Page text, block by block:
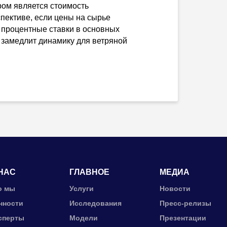
является стоимость
если цены на сырье
ставки в основных
динамику для ветряной
мы
ГЛАВНОЕ
Услуги
Исследования
Модели
МЕДИА
Новости
Пресс-релизы
Презентации